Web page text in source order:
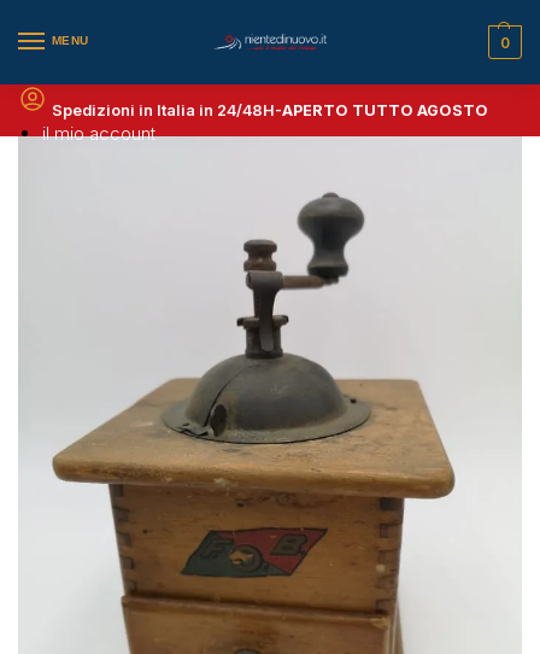
MENU
il mio account
0
Spedizioni in Italia in 24/48H-APERTO TUTTO AGOSTO